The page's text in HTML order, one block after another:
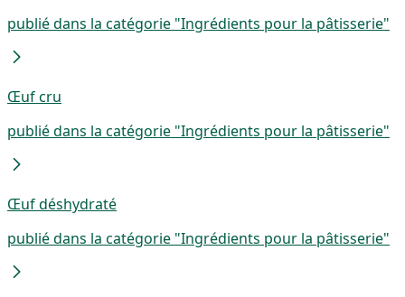
publié dans la catégorie "Ingrédients pour la pâtisserie"
Œuf cru
publié dans la catégorie "Ingrédients pour la pâtisserie"
Œuf déshydraté
publié dans la catégorie "Ingrédients pour la pâtisserie"